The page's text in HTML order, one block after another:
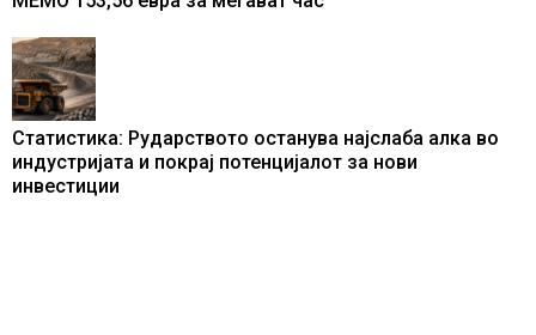
Статистика: Рударството останува најслаба алка во
индустријата и покрај потенцијалот за нови
инвестиции